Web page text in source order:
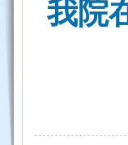
我院